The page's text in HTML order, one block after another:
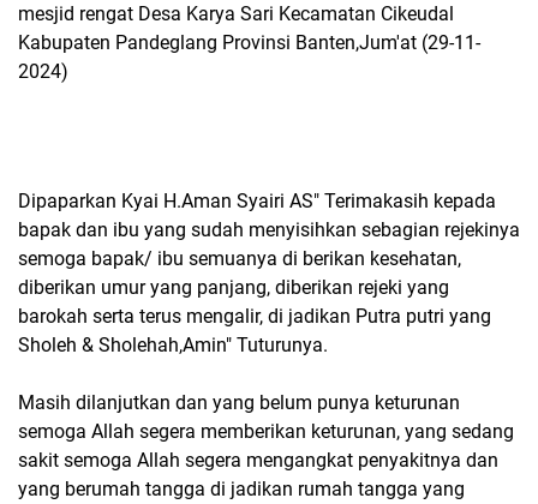
mesjid rengat Desa Karya Sari Kecamatan Cikeudal
Kabupaten Pandeglang Provinsi Banten,Jum'at (29-11-
2024)
Dipaparkan Kyai H.Aman Syairi AS" Terimakasih kepada
bapak dan ibu yang sudah menyisihkan sebagian rejekinya
semoga bapak/ ibu semuanya di berikan kesehatan,
diberikan umur yang panjang, diberikan rejeki yang
barokah serta terus mengalir, di jadikan Putra putri yang
Sholeh & Sholehah,Amin" Tuturunya.
Masih dilanjutkan dan yang belum punya keturunan
semoga Allah segera memberikan keturunan, yang sedang
sakit semoga Allah segera mengangkat penyakitnya dan
yang berumah tangga di jadikan rumah tangga yang